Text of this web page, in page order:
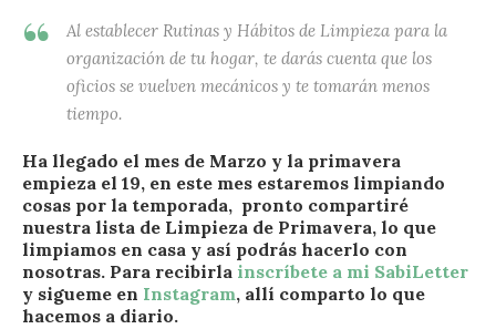
Al establecer Rutinas y Hábitos de Limpieza para la
organización de tu hogar, te darás cuenta que los
oficios se vuelven mecánicos y te tomarán menos
tiempo.
Ha llegado el mes de Marzo y la primavera
empieza el 19, en este mes estaremos limpiando
cosas por la temporada, pronto compartiré
nuestra lista de Limpieza de Primavera, lo que
limpiamos en casa y así podrás hacerlo con
nosotras. Para recibirla inscríbete a mi SabiLetter
y sigueme en Instagram, allí comparto lo que
hacemos a diario.